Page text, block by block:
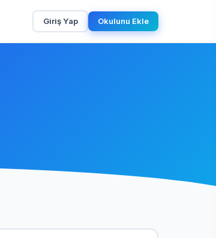
Giriş Yap Okulunu Ekle